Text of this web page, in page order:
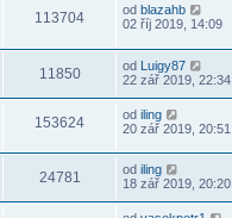
113704 od blazahb
02 říj 2019, 14:09
11850 od Luigy87
22 zář 2019, 22:34
153624 od iling
20 zář 2019, 20:51
24781 od iling
18 zář 2019, 20:20